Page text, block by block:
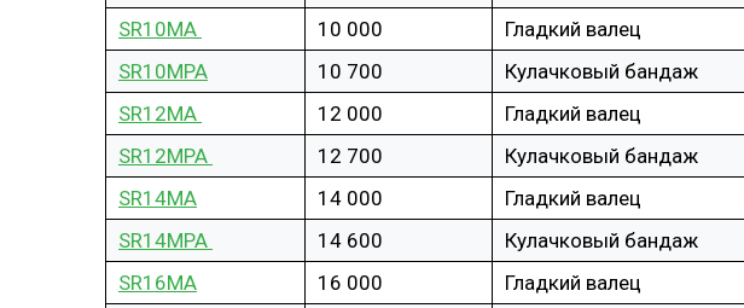
SR10MA
10 000
Гладкий валец
SR10MPA
10 700
Кулачковый бандаж
SR12MA
12 000
Гладкий валец
SR12MPA
12 700
Кулачковый бандаж
SR14MA
14 000
Гладкий валец
SR14MPA
14 600
Кулачковый бандаж
SR16MA 16 000 Гладкий валец